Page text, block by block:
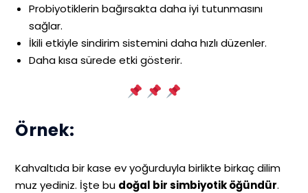
Probiyotiklerin bağırsakta daha iyi tutunmasını
sağlar.
İkili etkiyle sindirim sistemini daha hızlı düzenler.
Daha kısa sürede etki gösterir.
Örnek:
Kahvaltıda bir kase ev yoğurduyla birlikte birkaç dilim
muz yediniz. İşte bu doğal bir simbiyotik öğündür.